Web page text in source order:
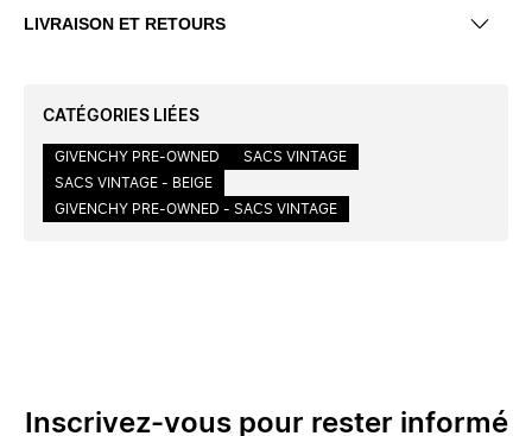
LIVRAISON ET RETOURS
CATÉGORIES LIÉES
GIVENCHY PRE-OWNED
SACS VINTAGE
SACS VINTAGE - BEIGE
GIVENCHY PRE-OWNED - SACS VINTAGE
Inscrivez-vous pour rester informé